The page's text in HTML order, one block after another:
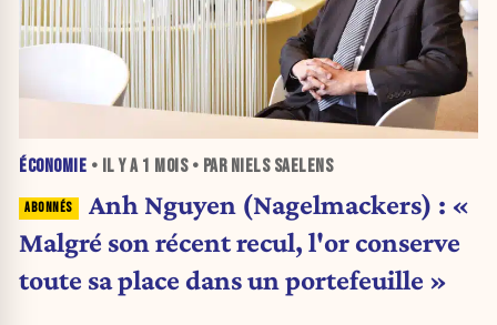
ÉCONOMIE • IL Y A 1 MOIS• PAR NIELS SAELENS
Anh Nguyen (Nagelmackers) : «
Malgré son récent recul, l'or conserve
toute sa place dans un portefeuille »